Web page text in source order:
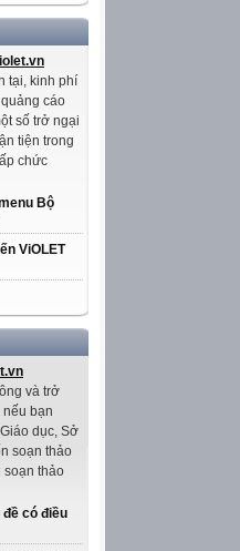
tại, kinh phí
cáo
số trở ngại
tiện trong
chức
Bộ
ViOLET
và trở
bạn
dục, Sở
soạn thảo
soạn thảo
đề có điều